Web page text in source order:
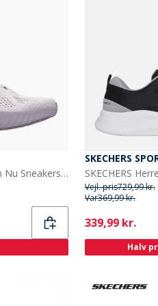
SKECHERS Dame Go Run Nu Sneakers Lilla
SKECHERS
Vejl. pris729,99 kr.
Var369,99 kr.
Current
339,99 kr.
Halv